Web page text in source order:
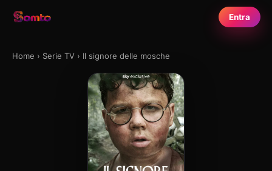
Entra
Home › Serie TV › Il signore delle mosche